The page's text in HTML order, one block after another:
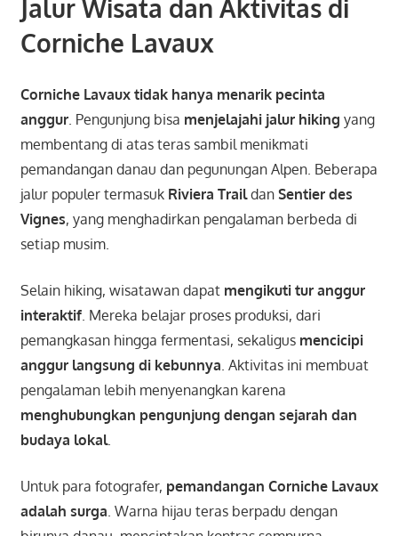
Jalur Wisata dan Aktivitas di
Corniche Lavaux
Corniche Lavaux tidak hanya menarik pecinta
anggur. Pengunjung bisa menjelajahi jalur hiking yang
membentang di atas teras sambil menikmati
pemandangan danau dan pegunungan Alpen. Beberapa
jalur populer termasuk Riviera Traildan Sentier des
Vignes, yang menghadirkan pengalaman berbeda di
setiap musim.
Selain hiking, wisatawan dapat mengikuti tur anggur
interaktif. Mereka belajar proses produksi, dari
pemangkasan hingga fermentasi, sekaligus mencicipi
anggur langsung di kebunnya. Aktivitas ini membuat
pengalaman lebih menyenangkan karena
menghubungkan pengunjung dengan sejarah dan
budaya lokal.
Untuk para fotografer, pemandangan Corniche Lavaux
adalah surga. Warna hijau teras berpadu dengan